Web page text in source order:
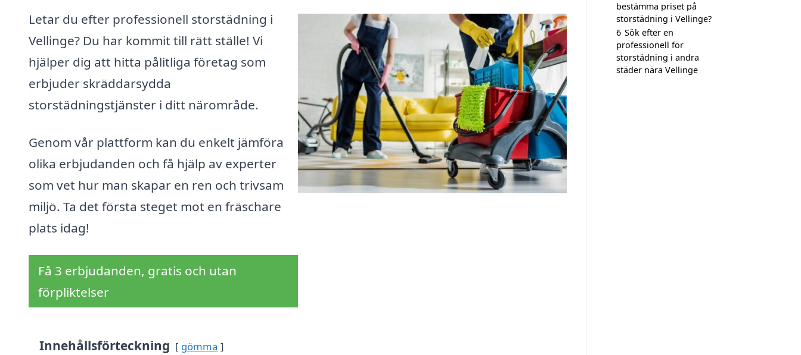
Letar du efter professionell storstädning i
Vellinge? Du har kommit till rätt ställe! Vi
hjälper dig att hitta pålitliga företag som
erbjuder skräddarsydda
storstädningstjänster i ditt närområde.
Genom vår plattform kan du enkelt jämföra
olika erbjudanden och få hjälp av experter
som vet hur man skapar en ren och trivsam
miljö. Ta det första steget mot en fräschare
plats idag!
Få 3 erbjudanden, gratis och utan
förpliktelser
Innehållsförteckning gömma
bestämma priset på
storstädning i Vellinge?
6 Sök efter en
professionell för
storstädning i andra
städer nära Vellinge